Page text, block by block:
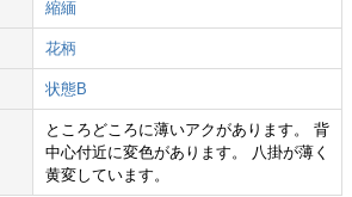
縮緬
花柄
状態B
ところどころに薄いアクがあります。 背
中心付近に変色があります。 八掛が薄く
黄変しています。